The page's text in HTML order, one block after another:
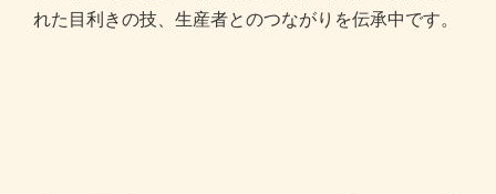
れた目利きの技、生産者とのつながりを伝承中です。